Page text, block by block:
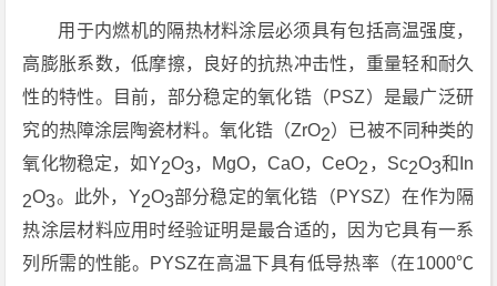
用于内燃机的隔热材料涂层必须具有包括高温强度，
高膨胀系数，低摩擦，良好的抗热冲击性，重量轻和耐久
性的特性。目前，部分稳定的氧化锆（PSZ）是最广泛研
究的热障涂层陶瓷材料。氧化锆（ZrO2）已被不同种类的
氧化物稳定，如Y2O3，MgO，CaO，CeO2 ，Sc2O3和In
2O3。此外，Y2O3部分稳定的氧化锆（PYSZ）在作为隔
热涂层材料应用时经验证明是最合适的，因为它具有一系
列所需的性能。PYSZ在高温下具有低导热率（在1000℃